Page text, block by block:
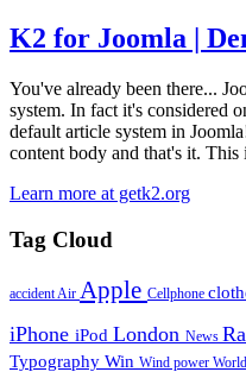
K2 for Joomla |
You've already been there...
system. In fact it's considered
default article system in
content body and that's it.
Learn more at getk2.org
Tag Cloud
accident Air Apple Cellphone
iPhone iPod London News
Typography Win Wind power World